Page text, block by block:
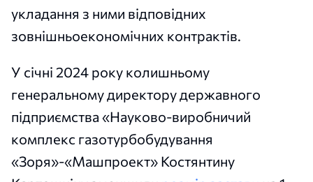
укладання з ними відповідних
зовнішньоекономічних контрактів.
У січні 2024 року колишньому
генеральному директору державного
підприємства «Науково-виробничий
комплекс газотурбобудування
«Зоря»-«Машпроект» Костянтину